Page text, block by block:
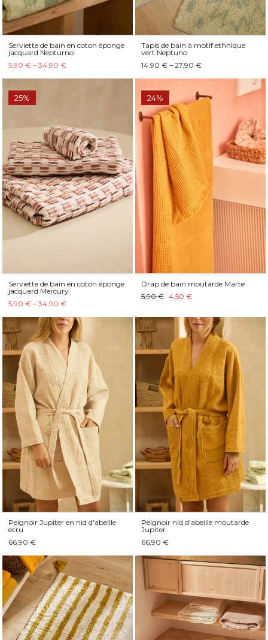
Serviette de bain en coton éponge
jacquard Nepturno
5,90 € – 34,90 €
Tapis de bain à motif ethnique
vert Neptuno
14,90 € – 27,90 €
25%
Serviette de bain en coton éponge
jacquard Mercury
5,90 € – 34,90 €
24%
Drap de bain moutarde Marte
5,90 € 4,50 €
Peignoir Jupiter en nid d'abeille
ecru
66,90 €
Peignoir nid d'abeille moutarde
Jupiter
66,90 €